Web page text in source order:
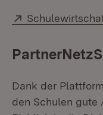
Extern:
Dank der
den Schulen gute